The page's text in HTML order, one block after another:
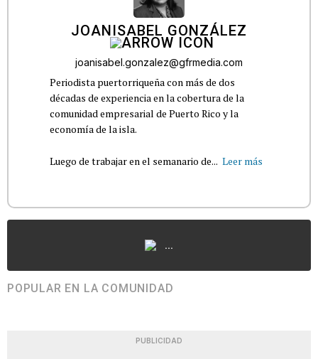
JOANISABEL GONZÁLEZ
joanisabel.gonzalez@gfrmedia.com
Periodista puertorriqueña con más de dos
décadas de experiencia en la cobertura de la
comunidad empresarial de Puerto Rico y la
economía de la isla.
Luego de trabajar en el semanario de... Leer más
...
POPULAR EN LA COMUNIDAD
PUBLICIDAD